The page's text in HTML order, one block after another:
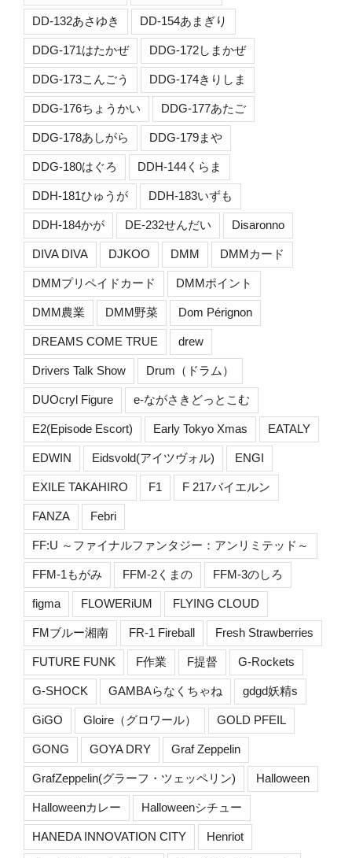
DD-132あさゆき DD-154あまぎり
DDG-171はたかぜ DDG-172しまかぜ
DDG-173こんごう DDG-174きりしま
DDG-176ちょうかい DDG-177あたご
DDG-178あしがら DDG-179まや
DDG-180はぐろ DDH-144くらま
DDH-181ひゅうが DDH-183いずも
DDH-184かが DE-232せんだい Disaronno
DIVA DIVA DJKOO DMM DMMカード
DMMプリペイドカード DMMポイント
DMM農業 DMM野菜 Dom Pérignon
DREAMS COME TRUE drew
Drivers Talk Show Drum（ドラム）
DUOcryl Figure e-ながさきどっとこむ
E2(Episode Escort) Early Tokyo Xmas EATALY
EDWIN Eidsvold(アイツヴォル) ENGI
EXILE TAKAHIRO F1 F 217バイエルン
FANZA Febri
FF:U ～ファイナルファンタジー：アンリミテッド～
FFM-1もがみ FFM-2くまの FFM-3のしろ
figma FLOWERiUM FLYING CLOUD
FMブルー湘南 FR-1 Fireball Fresh Strawberries
FUTURE FUNK F作業 F提督 G-Rockets
G-SHOCK GAMBAらなくちゃね gdgd妖精s
GiGO Gloire（グロワール） GOLD PFEIL
GONG GOYA DRY Graf Zeppelin
GrafZeppelin(グラーフ・ツェッペリン) Halloween
Halloweenカレー Halloweenシチュー
HANEDA INNOVATION CITY Henriot